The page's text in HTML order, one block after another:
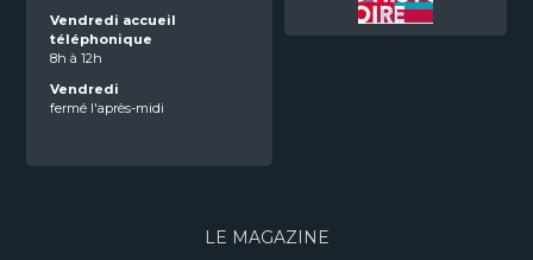
Vendredi accueil
téléphonique
8h à 12h
Vendredi
fermé l'après-midi
LE MAGAZINE